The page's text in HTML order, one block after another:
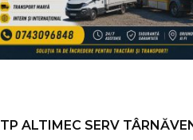
ITP ALTIMEC SERV